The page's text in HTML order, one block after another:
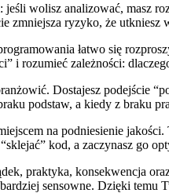
wolisz analizować, masz
zmniejsza ryzyko, że
łatwo się
i rozumieć zależności:
Dostajesz podejście
podstaw, a kiedy z braku
na podniesienie
kod, a zaczynasz go
praktyka, konsekwencja
sensowne. Dzięki temu